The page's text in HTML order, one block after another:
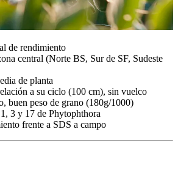
de rendimiento
central (Norte BS, Sur de SF, Sudeste
de planta
a su ciclo (100 cm), sin vuelco
buen peso de grano (180g/1000)
3 y 17 de Phytophthora
frente a SDS a campo